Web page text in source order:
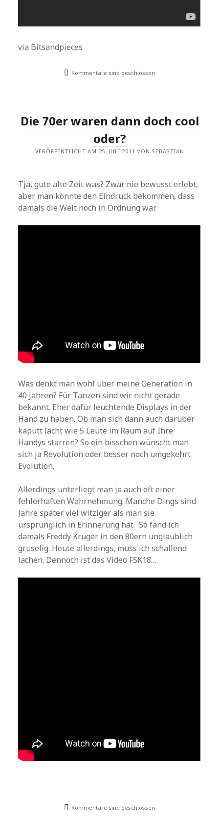
via Bitsandpieces
Kommentare sind geschlossen
Die 70er waren dann doch cool
oder?
VERÖFFENTLICHT AM 25. JULI 2011 VON SEBASTIAN
Tja, gute alte Zeit was? Zwar nie bewusst erlebt,
aber man könnte den Eindruck bekommen, dass
damals die Welt noch in Ordnung war.
Was denkt man wohl über meine Generation in
40 Jahren? Für Tanzen sind wir nicht gerade
bekannt. Eher dafür leuchtende Displays in der
Hand zu haben. Ob man sich dann auch darüber
kaputt lacht wie 5 Leute im Raum auf Ihre
Handys starren? So ein bisschen wünscht man
sich ja Revolution oder besser noch umgekehrt
Evolution.
Allerdings unterliegt man ja auch oft einer
fehlerhaften Wahrnehmung. Manche Dings sind
Jahre später viel witziger als man sie
ursprünglich in Erinnerung hat. So fand ich
damals Freddy Krüger in den 80ern unglaublich
gruselig. Heute allerdings, muss ich schallend
lachen. Dennoch ist das Video FSK18…
Kommentare sind geschlossen